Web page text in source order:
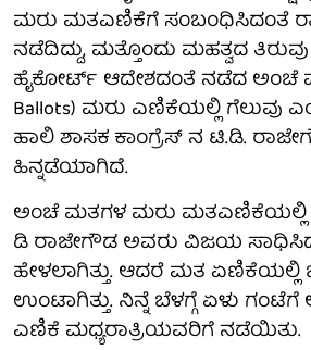
ಮರು ಮತ‌ಎಣಿಕೆಗೆ ಸಂಬಂಧಿಸಿದಂತೆ
ನಡೆದಿದ್ದು, ಮತ್ತೊಂದು ಮಹತ್ವದ
ಹೈಕೋರ್ಟ್ ಆದೇಶದಂತೆ ನಡೆದ ಅಂಚೆ
Ballots) ಮರು ಎಣಿಕೆಯಲ್ಲಿ ಗೆಲುವು
ಹಾಲಿ ಶಾಸಕ ಕಾಂಗ್ರೆಸ್ ನ ಟಿ.ಡಿ.
ಹಿನ್ನಡೆಯಾಗಿದೆ.
ಅಂಚೆ ಮತಗಳ ಮರು ಮತ‌ಎಣಿಕೆಯಲ್ಲಿ
ಡಿ ರಾಜೇಗೌಡ ಅವರು ವಿಜಯ
ಹೇಳಲಾಗಿತ್ತು. ಆದರೆ ಮತ ಏಣಿಕೆಯಲ್ಲಿ
ಉಂಟಾಗಿತ್ತು. ನಿನ್ನೆ ಬೆಳಗ್ಗೆ ಏಳು
ಎಣಿಕೆ ಮಧ್ಯರಾತ್ರಿಯವರಿಗೆ ನಡೆಯಿತು.